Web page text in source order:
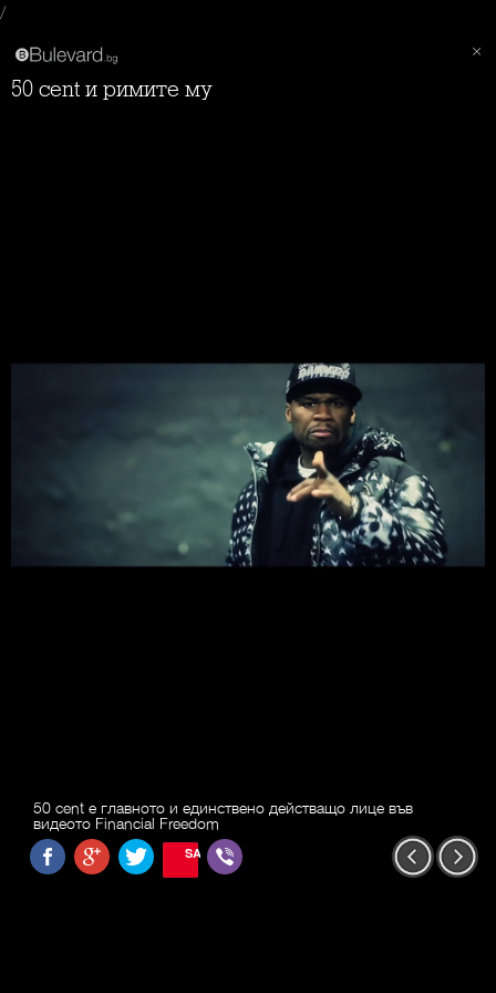
/
50 cent и римите му
50 cent е главното и единствено действащо лице във
видеото Financial Freedom
SAVE